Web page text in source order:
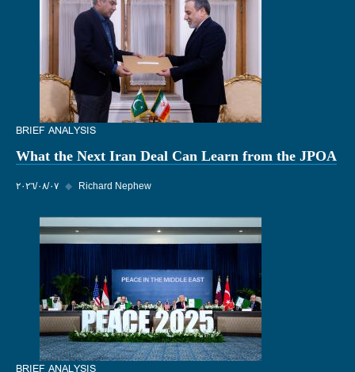
BRIEF ANALYSIS
What the Next Iran Deal Can Learn from the JPOA
٠٧‏/٠٨‏/٢٠٢٦ ◆ Richard Nephew